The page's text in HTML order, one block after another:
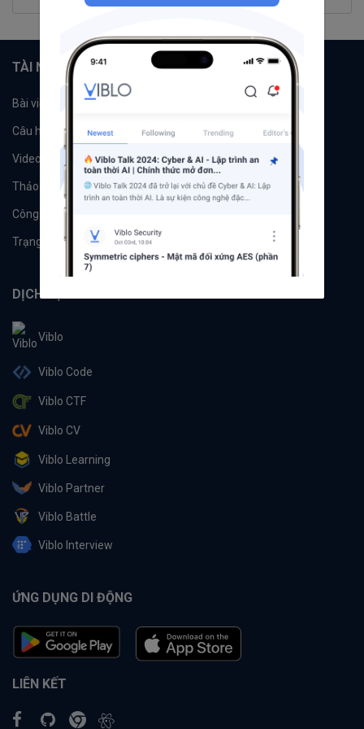
TÀI NGUYÊN
Bài viết
Câu hỏi Tags
Videos Tác giả
Thảo luận Đề xuất hệ thống
Công cụ
Trạng thái hệ thống
DỊCH VỤ
Viblo
Viblo Code
Viblo CTF
Viblo CV
Viblo Learning
Viblo Partner
Viblo Battle
Viblo Interview
ỨNG DỤNG DI ĐỘNG
LIÊN KẾT